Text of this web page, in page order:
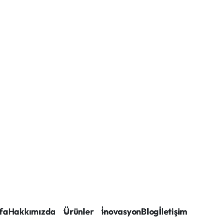
Hakkımızda Ürünler İnovasyonBlogİletişim